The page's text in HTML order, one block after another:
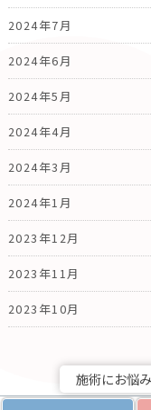
2024年7月
2024年6月
2024年5月
2024年4月
2024年3月
2024年1月
2023年12月
2023年11月
2023年10月
施術にお悩